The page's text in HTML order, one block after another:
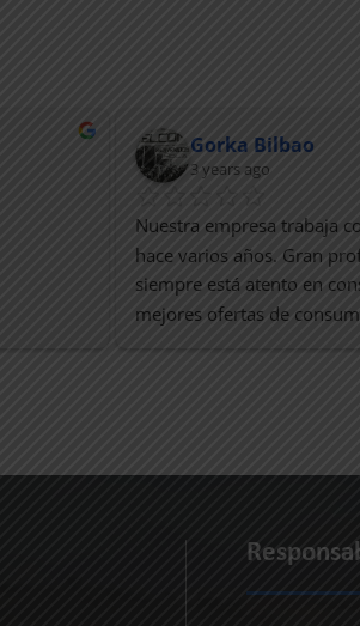
Gorka Bilbao
3 years ago
Nuestra empresa trabaja
hace varios años. Gran
siempre está atento en
mejores ofertas de